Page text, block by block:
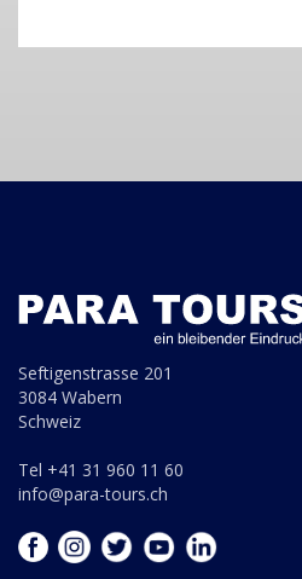
Seftigenstrasse 201
3084 Wabern
Schweiz
Tel +41 31 960 11 60
info@para-tours.ch